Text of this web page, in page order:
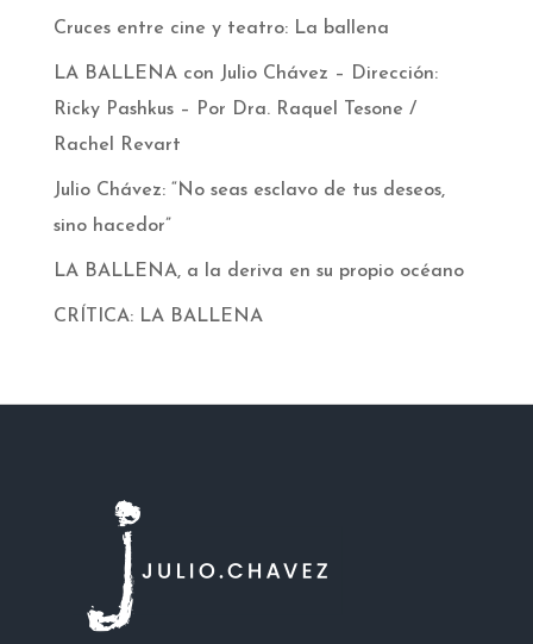
Cruces entre cine y teatro: La ballena
LA BALLENA con Julio Chávez – Dirección:
Ricky Pashkus – Por Dra. Raquel Tesone /
Rachel Revart
Julio Chávez: “No seas esclavo de tus deseos,
sino hacedor”
LA BALLENA, a la deriva en su propio océano
CRÍTICA: LA BALLENA